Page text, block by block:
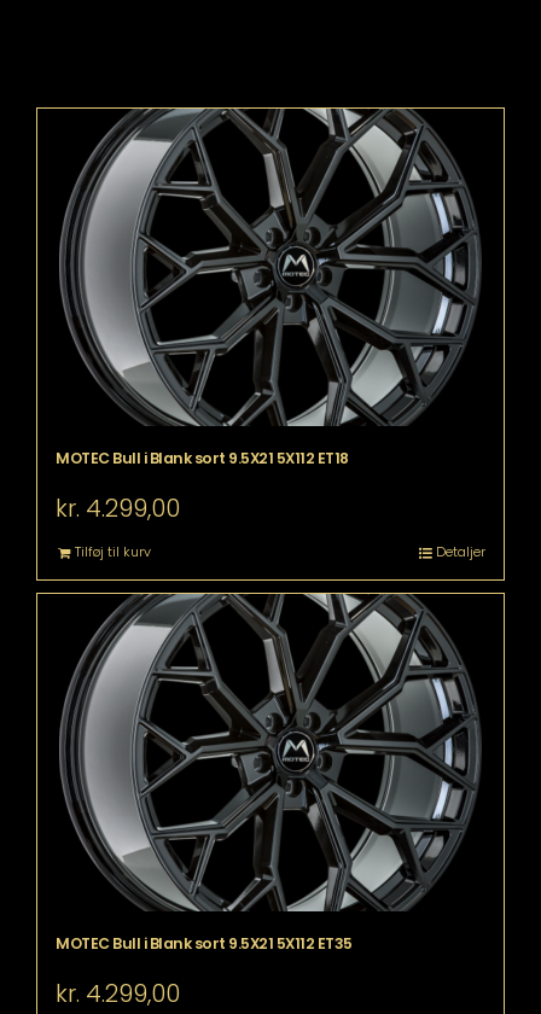
MOTEC Bull i Blank sort 9.5X21 5X112 ET18
kr. 4.299,00
Tilføj til kurv Detaljer
MOTEC Bull i Blank sort 9.5X21 5X112 ET35
kr. 4.299,00